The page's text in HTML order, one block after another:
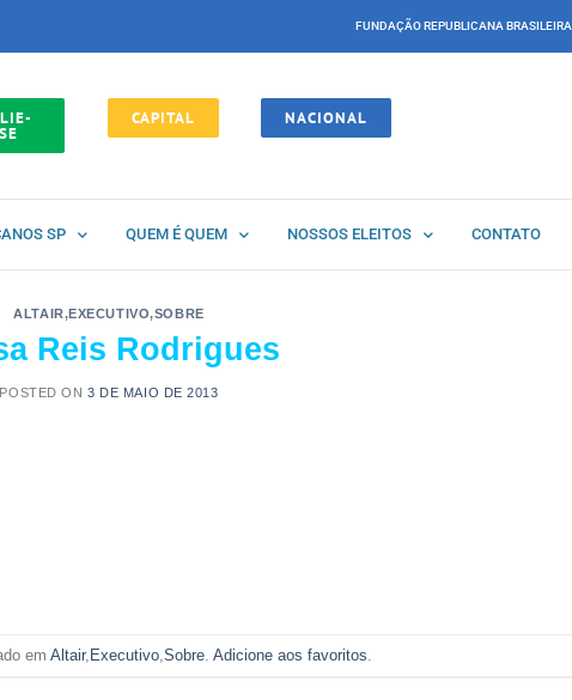
FUNDAÇÃO REPUBLICANA BRASILEIRA
SE
CAPITAL NACIONAL
SP QUEM É QUEM NOSSOS ELEITOS CONTATO
ALTAIR,EXECUTIVO,SOBRE
Reis Rodrigues
POSTED ON3 DE MAIO DE 2013
em Altair, Executivo, Sobre. Adicione aos favoritos